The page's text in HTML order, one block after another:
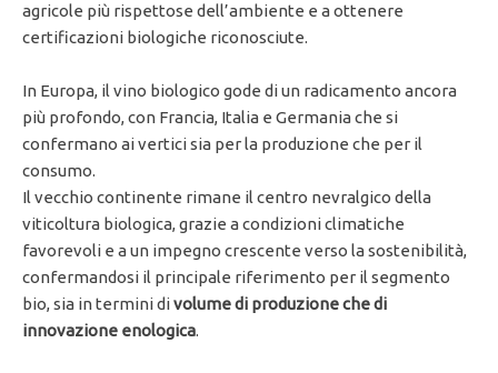
agricole più rispettose dell’ambiente e a ottenere
certificazioni biologiche riconosciute.
In Europa, il vino biologico gode di un radicamento ancora
più profondo, con Francia, Italia e Germania che si
confermano ai vertici sia per la produzione che per il
consumo.
Il vecchio continente rimane il centro nevralgico della
viticoltura biologica, grazie a condizioni climatiche
favorevoli e a un impegno crescente verso la sostenibilità,
confermandosi il principale riferimento per il segmento
bio, sia in termini divolume di produzione che di
innovazione enologica.